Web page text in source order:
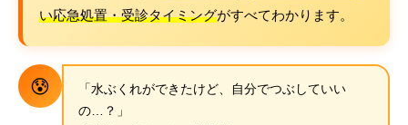
い応急処置・受診タイミングがすべてわかります。
😰
「水ぶくれができたけど、自分でつぶしていい
の…？」